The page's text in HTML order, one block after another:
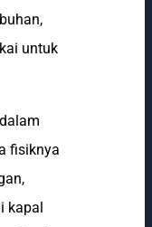
untuk
fisiknya
kapal